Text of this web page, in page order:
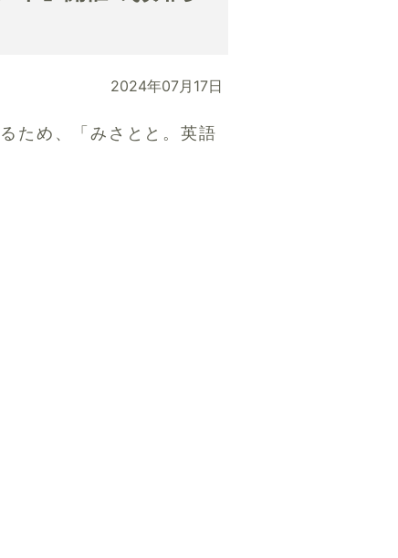
2024年07月17日
ため、「みさとと。英語